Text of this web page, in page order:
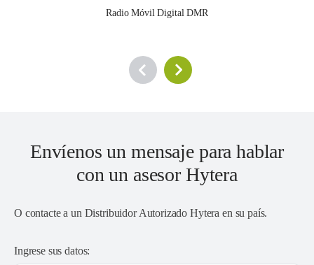
Radio Móvil Digital DMR
Envíenos un mensaje para hablar
con un asesor Hytera
O contacte a un Distribuidor Autorizado Hytera en su país.
Ingrese sus datos: